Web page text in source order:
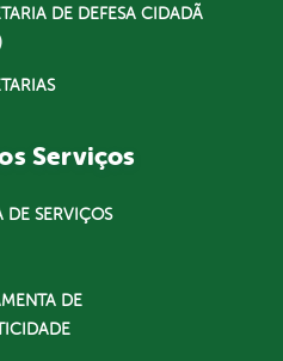
DE DEFESA CIDADÃ
Serviços
DE SERVIÇOS
DE